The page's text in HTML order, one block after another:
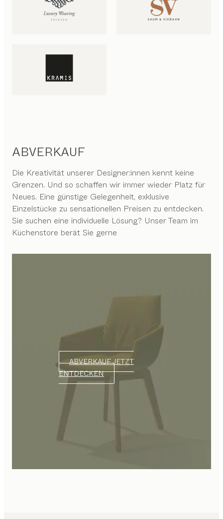
ABVERKAUF
Die Kreativität unserer Designer:innen kennt keine
Grenzen. Und so schaffen wir immer wieder Platz für
Neues. Eine günstige Gelegenheit, exklusive
Einzelstücke zu sensationellen Preisen zu entdecken.
Sie suchen eine individuelle Lösung? Unser Team im
Küchenstore berät Sie gerne
ABVERKAUF JETZT
ENTDECKEN